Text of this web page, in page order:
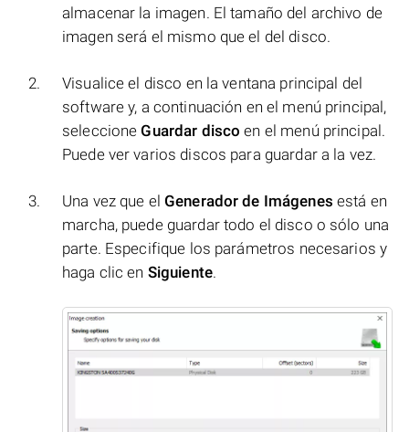
almacenar la imagen. El tamaño del archivo de
imagen será el mismo que el del disco.
Visualice el disco en la ventana principal del
software y, a continuación en el menú principal,
seleccioneGuardar disco en el menú principal.
Puede ver varios discos para guardar a la vez.
Una vez que el Generador de Imágenes está en
marcha, puede guardar todo el disco o sólo una
parte. Especifique los parámetros necesarios y
haga clic en Siguiente.